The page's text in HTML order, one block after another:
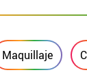
Maquillaje